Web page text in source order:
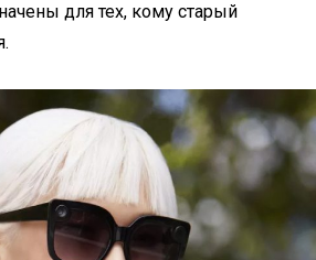
для тех, кому старый